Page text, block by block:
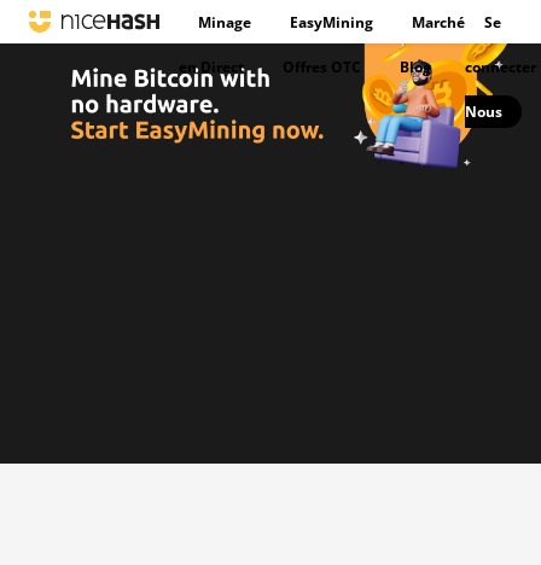
Minage EasyMining Marché
en Direct Offres OTC Blog
Se
connecter
Nous